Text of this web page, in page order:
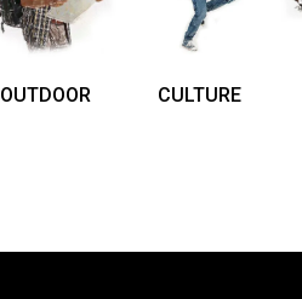
OUTDOOR CULTURE